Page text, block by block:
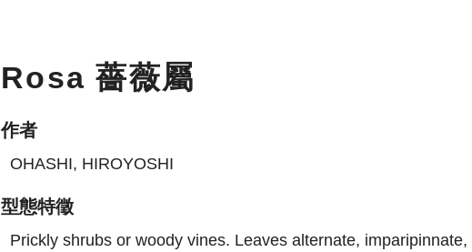
Rosa 薔薇屬
作者
OHASHI, HIROYOSHI
型態特徵
Prickly shrubs or woody vines. Leaves alternate,